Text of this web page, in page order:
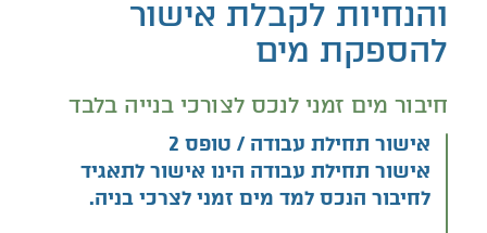
והנחיות לקבלת אישור
להספקת מים
חיבור מים זמני לנכס לצורכי בנייה בלבד
אישור תחילת עבודה / טופס 2
אישור תחילת עבודה הינו אישור לתאגיד
לחיבור הנכס למד מים זמני לצרכי בניה.